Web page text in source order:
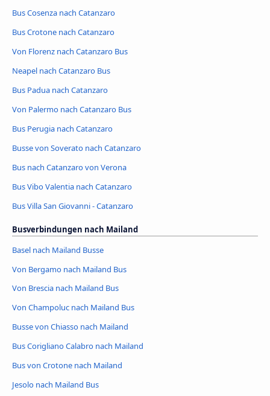
Bus Cosenza nach Catanzaro
Bus Crotone nach Catanzaro
Von Florenz nach Catanzaro Bus
Neapel nach Catanzaro Bus
Bus Padua nach Catanzaro
Von Palermo nach Catanzaro Bus
Bus Perugia nach Catanzaro
Busse von Soverato nach Catanzaro
Bus nach Catanzaro von Verona
Bus Vibo Valentia nach Catanzaro
Bus Villa San Giovanni - Catanzaro
Busverbindungen nach Mailand
Basel nach Mailand Busse
Von Bergamo nach Mailand Bus
Von Brescia nach Mailand Bus
Von Champoluc nach Mailand Bus
Busse von Chiasso nach Mailand
Bus Corigliano Calabro nach Mailand
Bus von Crotone nach Mailand
Jesolo nach Mailand Bus